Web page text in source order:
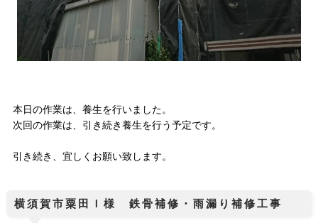
本日の作業は、養生を行いました。
次回の作業は、引き続き養生を行う予定です。
引き続き、宜しくお願い致します。
横須賀市粟田Ｉ様 鉄骨補修・雨漏り補修工事